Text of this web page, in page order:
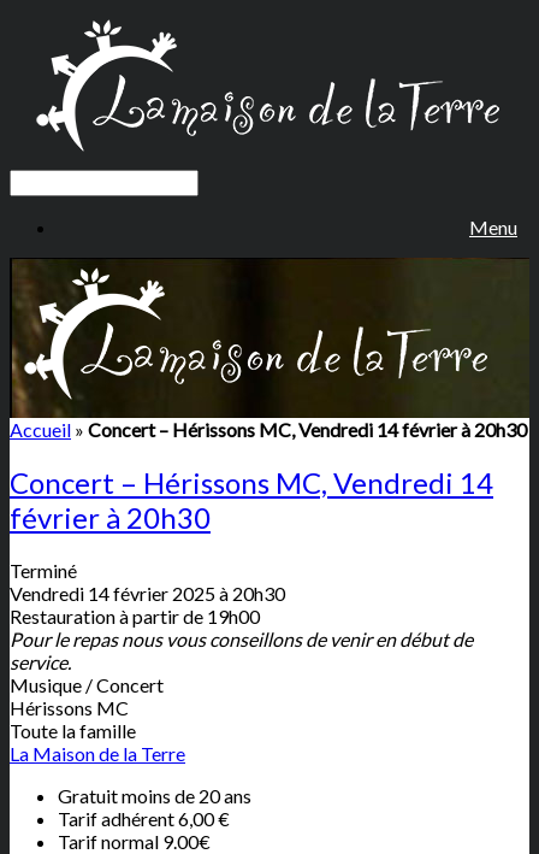
Menu
Accueil » Concert – Hérissons MC, Vendredi 14 février à 20h30
Concert – Hérissons MC, Vendredi 14
février à 20h30
Terminé
Vendredi 14 février 2025 à 20h30
Restauration à partir de 19h00
Pour le repas nous vous conseillons de venir en début de
service.
Musique / Concert
Hérissons MC
Toute la famille
La Maison de la Terre
Gratuit moins de 20 ans
Tarif adhérent 6,00 €
Tarif normal 9.00€